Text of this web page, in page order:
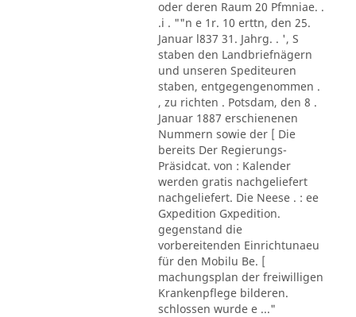
oder deren Raum 20 Pfmniae. .
.i . ""n e 1r. 10 erttn, den 25.
Januar l837 31. Jahrg. . ', S
staben den Landbriefnägern
und unseren Spediteuren
staben, entgegengenommen .
, zu richten . Potsdam, den 8 .
Januar 1887 erschienenen
Nummern sowie der [ Die
bereits Der Regierungs-
Präsidcat. von : Kalender
werden gratis nachgeliefert
nachgeliefert. Die Neese . : ee
Gxpedition Gxpedition.
gegenstand die
vorbereitenden Einrichtunaeu
für den Mobilu Be. [
machungsplan der freiwilligen
Krankenpflege bilderen.
schlossen wurde e ..."